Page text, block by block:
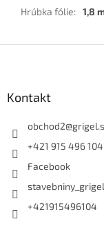
Hrúbka fólie: 1,8
Kontakt
obchod2@
+421 915 496 104
Facebook
stavebniny_grigel
+421915496104